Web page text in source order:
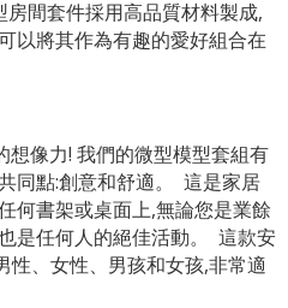
間套件採用高品質材料製成,
以將其作為有趣的愛好組合在
想像力! 我們的微型模型套組有
同點:創意和舒適。 ​ 這是家居
何書架或桌面上,無論您是業餘
是任何人的絕佳活動。 ​ 這款安
性、女性、男孩和女孩,非常適